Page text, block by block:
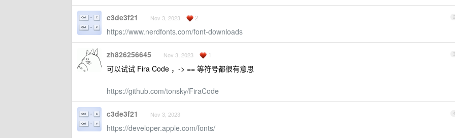
2
c3de3f21 Nov 3, 2023 2
https://www.nerdfonts.com/font-downloads
3
zh826256645 Nov 3, 2023 1
可以试试 Fira Code ，-> == 等符号都很有意思
https://github.com/tonsky/FiraCode
4
c3de3f21 Nov 3, 2023
https://developer.apple.com/fonts/